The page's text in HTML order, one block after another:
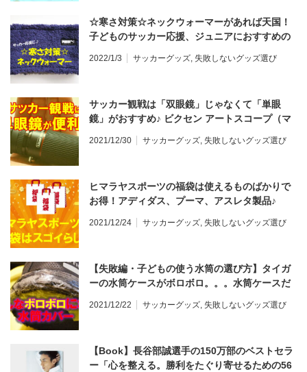
☆寒さ対策☆ネックウォーマーがあれば天国！
子どものサッカー応援、ジュニアにおすすめの
2022/1/3 サッカーグッズ, 失敗しないグッズ選び
サッカー観戦は「双眼鏡」じゃなくて「単眼
鏡」がおすすめ♪ ビクセン アートスコープ（マ
2021/12/30 サッカーグッズ, 失敗しないグッズ選び
ヒマラヤスポーツの福袋は使えるものばかりで
お得！アディダス、プーマ、アスレタ製品♪
2021/12/24 サッカーグッズ, 失敗しないグッズ選び
【失敗編・子どもの使う水筒の選び方】タイガ
ーの水筒ケースがボロボロ。。。水筒ケースだ
2021/12/22 サッカーグッズ, 失敗しないグッズ選び
【Book】長谷部誠選手の150万部のベストセラ
ー「心を整える。勝利をたぐり寄せるための56